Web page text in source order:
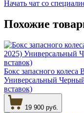
Начать чат со
Похожие
Бокс запасного
Универсальный
вставок)
19 900 руб.